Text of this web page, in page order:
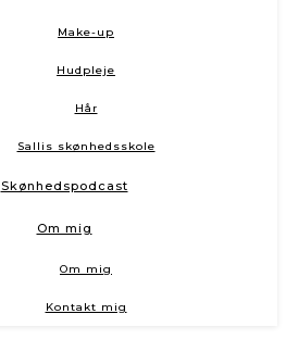
Make-up
Hudpleje
Hår
Sallis skønhedsskole
Skønhedspodcast
Om mig
Om mig
Kontakt mig